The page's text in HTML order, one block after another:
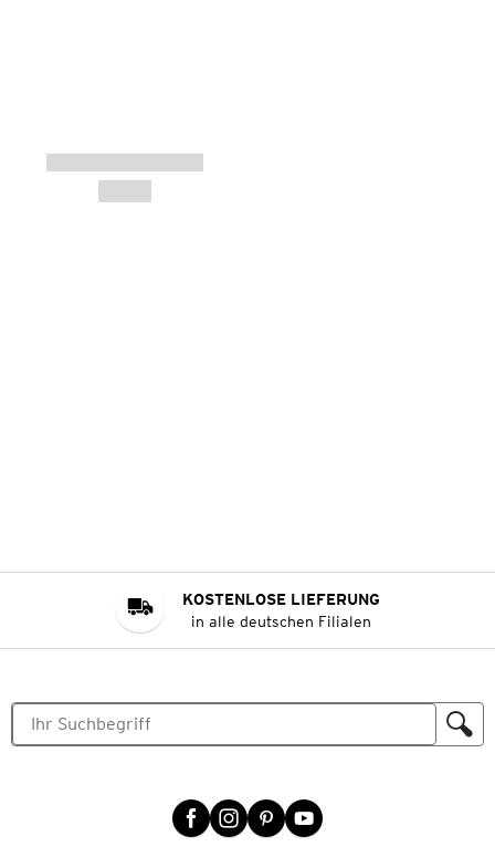
KOSTENLOSE LIEFERUNG
in alle deutschen Filialen